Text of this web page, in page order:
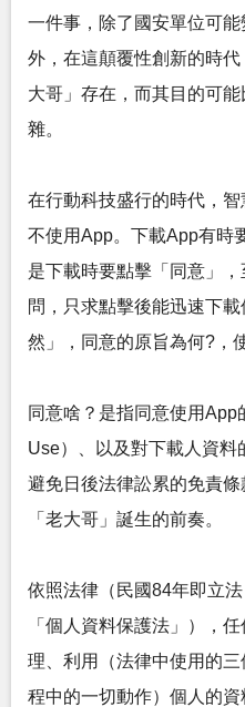
一件事，除了國安單位可
外，在這顛覆性創新的時
大哥」存在，而其目的可
雜。
在行動科技盛行的時代，
不使用App。下載App有時
是下載時要點擊「同意」
問，只求點擊後能迅速下
然」，同意的原旨為何?，
同意啥？是指同意使用App
Use）、以及對下載人資料
避免日後法律訟累的免責
「老大哥」誕生的前奏。
依照法律（民國84年即立
「個人資料保護法」），
理、利用（法律中使用的
程中的一切動作）個人的